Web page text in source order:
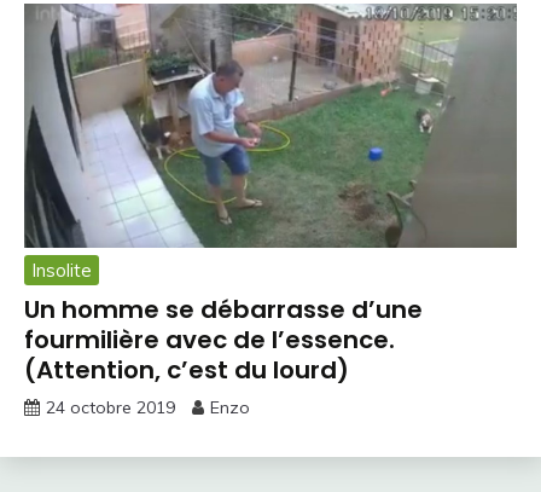
Insolite
Un homme se débarrasse d’une
fourmilière avec de l’essence.
(Attention, c’est du lourd)
24 octobre 2019 Enzo